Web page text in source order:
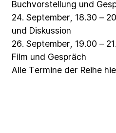
Buchvorstellung und
24. September, 18.30 –
und Diskussion
26. September, 19.00 –
Film und Gespräch
Alle Termine der Reihe